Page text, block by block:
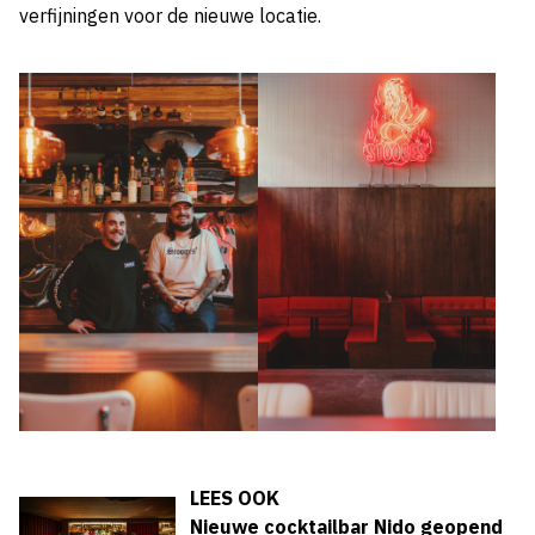
verfijningen voor de nieuwe locatie.
LEES OOK
Nieuwe cocktailbar Nido geopend